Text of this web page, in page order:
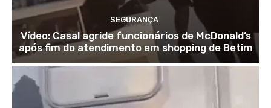
SEGURANÇA
Vídeo: Casal agride funcionários de McDonald’s
após fim do atendimento em shopping de Betim